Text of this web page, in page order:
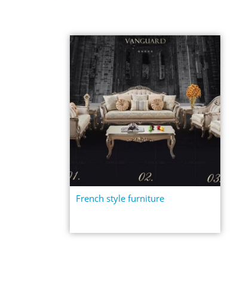
French style furniture